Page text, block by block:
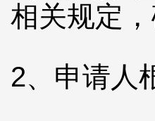
相关规定
2、申请人